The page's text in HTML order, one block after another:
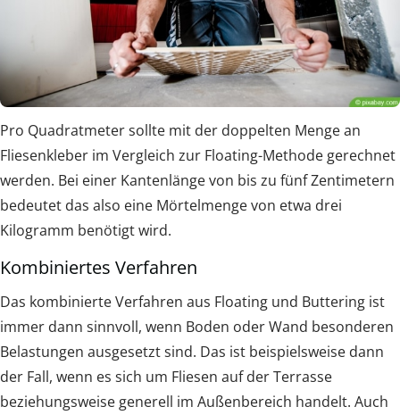
Pro Quadratmeter sollte mit der doppelten Menge an
Fliesenkleber im Vergleich zur Floating-Methode gerechnet
werden. Bei einer Kantenlänge von bis zu fünf Zentimetern
bedeutet das also eine Mörtelmenge von etwa drei
Kilogramm benötigt wird.
Kombiniertes Verfahren
Das kombinierte Verfahren aus Floating und Buttering ist
immer dann sinnvoll, wenn Boden oder Wand besonderen
Belastungen ausgesetzt sind. Das ist beispielsweise dann
der Fall, wenn es sich um Fliesen auf der Terrasse
beziehungsweise generell im Außenbereich handelt. Auch